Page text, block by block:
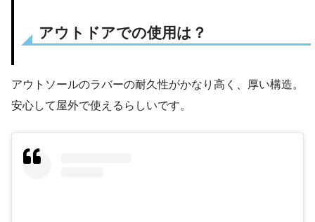
アウトドアでの使用は？
アウトソールのラバーの耐久性がかなり高く、厚い構造。
安心して屋外で使えるらしいです。